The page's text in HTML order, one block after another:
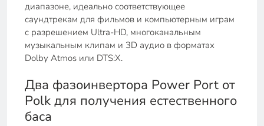
диапазоне, идеально соответствующее
саундтрекам для фильмов и компьютерным играм
с разрешением Ultra-HD, многоканальным
музыкальным клипам и 3D аудио в форматах
Dolby Atmos или DTS:X.
Два фазоинвертора Power Port от
Polk для получения естественного
баса